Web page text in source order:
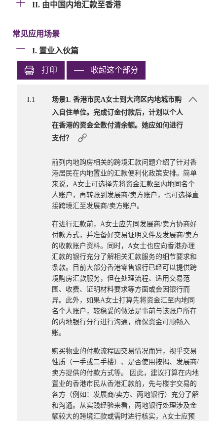
II. 由中国内地汇款至香港
常见应用场景
I. 置业入伙篇
打印 收起这个部分
I.1
场景1. 香港市民A女士到大湾区内地城市购
入自住单位。完成订金付款后，计划以个人
在香港的资金全数付清余额。她应如何进行
支付？
前列内地购房相关的跨境汇款问题介绍了针对香
港居民在内地置业的汇款便利化政策安排。简单
来说，A女士可选择先将资金汇款至内地同名个
人账户，再转账到发展商/卖方账户，也可选择直
接跨境汇至发展商/卖方账户。
在进行汇款前，A女士应先同发展商/卖方协商好
付款方式，并准备好交易证明文件及发展商/卖方
的收款账户资料。同时，A女士也应向香港办理
汇款的银行充分了解相关汇款服务的细节要求和
条款。目前大部分香港零售银行已经可以提供跨
境购房汇款服务，但在处理流程、适用交易范
围、收费、证明材料要求等方面或会因银行而
异。此外，如果A女士打算先将资金汇至内地同
名个人账户，较稳妥的做法是事前与该账户所在
的内地银行分行进行沟通，确保资金可顺畅入
账。
购买物业的付款流程因交易情况而异，视乎交易
性质（一手或二手楼）、是否使用按揭、发展商/
卖方提供的付款方式等。 因此，建议打算在内地
置业的香港市民从香港汇款前，先与楼宇交易的
各方（例如：发展商/卖方、两地银行）充分了解
和沟通。从实践经验来看，两地银行处理涉及金
额较大的跨境汇款或需时进行核实，A女士应预